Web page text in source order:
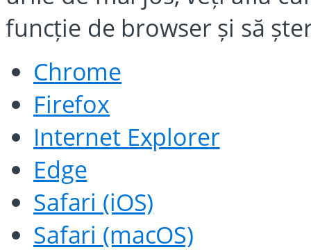
funcție de browser și să
Chrome
Firefox
Internet Explorer
Edge
Safari (iOS)
Safari (macOS)